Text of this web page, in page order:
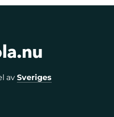
av Sveriges